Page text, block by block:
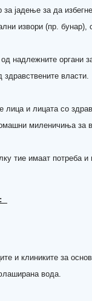
за јадење за да
извори (пр. бунар),
надлежните органи
здравствените власти.
лица и лицата со
миленичиња за
тие имаат потреба
и клиниките за
вода.